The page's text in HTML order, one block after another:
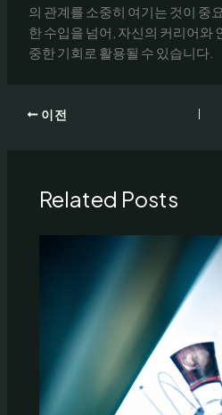
의 관계를 소중히 여기는 것이 중
한 수입을 넘어, 자신의 커리어와
중한 기회로 활용될 수 있습니다.
이전
Related Posts